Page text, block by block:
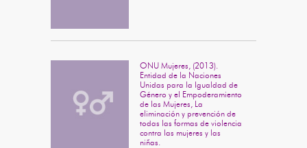
ONU Mujeres, (2013).
Entidad de la Naciones
Unidas para la Igualdad de
Género y el Empoderamiento
de las Mujeres, La
eliminación y prevención de
todas las formas de violencia
contra las mujeres y las
niñas.